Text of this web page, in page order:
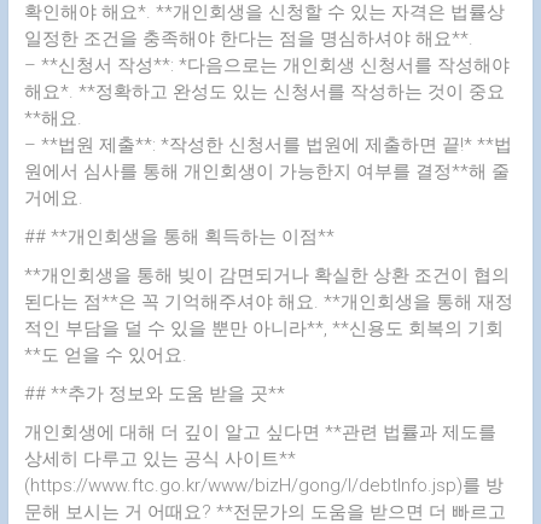
확인해야 해요*. **개인회생을 신청할 수 있는 자격은 법률상
일정한 조건을 충족해야 한다는 점을 명심하셔야 해요**.
– **신청서 작성**: *다음으로는 개인회생 신청서를 작성해야
해요*. **정확하고 완성도 있는 신청서를 작성하는 것이 중요
**해요.
– **법원 제출**: *작성한 신청서를 법원에 제출하면 끝!* **법
원에서 심사를 통해 개인회생이 가능한지 여부를 결정**해 줄
거에요.
## **개인회생을 통해 획득하는 이점**
**개인회생을 통해 빚이 감면되거나 확실한 상환 조건이 협의
된다는 점**은 꼭 기억해주셔야 해요. **개인회생을 통해 재정
적인 부담을 덜 수 있을 뿐만 아니라**, **신용도 회복의 기회
**도 얻을 수 있어요.
## **추가 정보와 도움 받을 곳**
개인회생에 대해 더 깊이 알고 싶다면 **관련 법률과 제도를
상세히 다루고 있는 공식 사이트**
(https://www.ftc.go.kr/www/bizH/gong/l/debtInfo.jsp)를 방
문해 보시는 거 어때요? **전문가의 도움을 받으면 더 빠르고